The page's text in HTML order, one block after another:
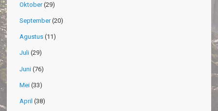
Oktober(29)
September(20)
Agustus (11)
Juli (29)
Juni (76)
Mei (33)
April (38)